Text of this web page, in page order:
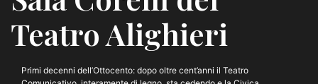
Teatro Alighieri
Primi decenni dell’Ottocento: dopo oltre cent’anni il Teatro